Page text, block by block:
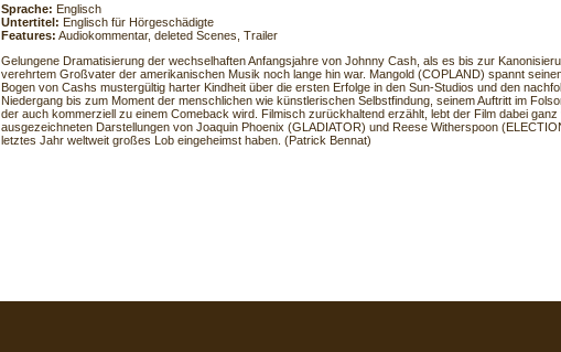
Sprache: Englisch
Untertitel: Englisch für Hörgeschädigte
Features: Audiokommentar, deleted Scenes, Trailer
Gelungene Dramatisierung der wechselhaften Anfangsjahre von Johnny Cash, als es bis zur
verehrtem Großvater der amerikanischen Musik noch lange hin war. Mangold (COPLAND) spannt
Bogen von Cashs mustergültig harter Kindheit über die ersten Erfolge in den Sun-Studios und den
Niedergang bis zum Moment der menschlichen wie künstlerischen Selbstfindung, seinem Auftritt im
der auch kommerziell zu einem Comeback wird. Filmisch zurückhaltend erzählt, lebt der Film dabei ganz
ausgezeichneten Darstellungen von Joaquin Phoenix (GLADIATOR) und Reese Witherspoon
letztes Jahr weltweit großes Lob eingeheimst haben. (Patrick Bennat)